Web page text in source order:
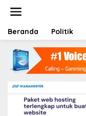
t
Beranda Politik